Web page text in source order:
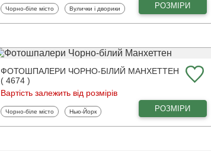
Фотошпалери
Чорно-біле місто Фотошпалери
Вулички і дворики РОЗМІРИ
ФОТОШПАЛЕРИ ЧОРНО-БІЛИЙ МАНХЕТТЕН
( 4674 )
Вартість залежить від розмірів
Фотошпалери
Чорно-біле місто Фотошпалери
Нью-Йорк РОЗМІРИ